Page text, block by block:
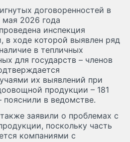
договоренностей в
2026 года
инспекция
в ходе которой выявлен ряд
в тепличных
для государств – членов
их выявлений при
продукции – 181
пояснили в ведомстве.
заявили о проблемах с
поскольку часть
компаниями с